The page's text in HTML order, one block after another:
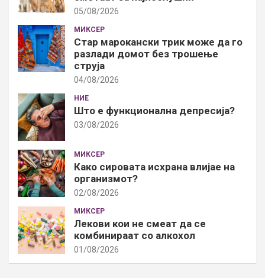
05/08/2026
МИКСЕР
Стар марокански трик може да го
разлади домот без трошење
струја
04/08/2026
НИЕ
Што е функционална депресија?
03/08/2026
МИКСЕР
Како сировата исхрана влијае на
организмот?
02/08/2026
МИКСЕР
Лекови кои не смеат да се
комбинираат со алкохол
01/08/2026